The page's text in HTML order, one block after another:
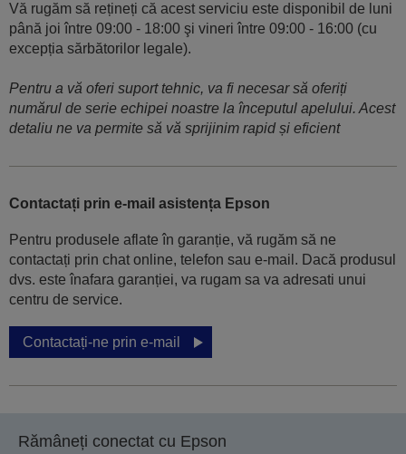
Vă rugăm să rețineți că acest serviciu este disponibil de luni
până joi între 09:00 - 18:00 şi vineri între 09:00 - 16:00 (cu
excepția sărbătorilor legale).
Pentru a vă oferi suport tehnic, va fi necesar să oferiți
numărul de serie echipei noastre la începutul apelului. Acest
detaliu ne va permite să vă sprijinim rapid și eficient
Contactați prin e-mail asistența Epson
Pentru produsele aflate în garanție, vă rugăm să ne
contactați prin chat online, telefon sau e-mail. Dacă produsul
dvs. este înafara garanției, va rugam sa va adresati unui
centru de service.
Contactați-ne prin e-mail
Rămâneți conectat cu Epson